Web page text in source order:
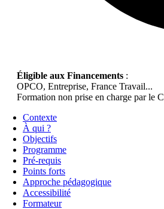
Éligible aux Financements :
OPCO, Entreprise, France Travail...
Formation non prise en charge par le
Contexte
À qui ?
Objectifs
Programme
Pré-requis
Points forts
Approche pédagogique
Accessibilité
Formateur